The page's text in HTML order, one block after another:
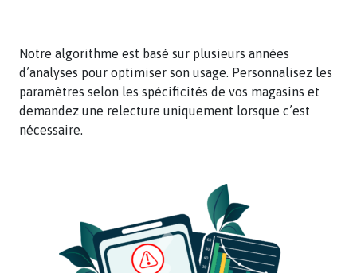
Notre algorithme est basé sur plusieurs années
d’analyses pour optimiser son usage. Personnalisez les
paramètres selon les spécificités de vos magasins et
demandez une relecture uniquement lorsque c’est
nécessaire.